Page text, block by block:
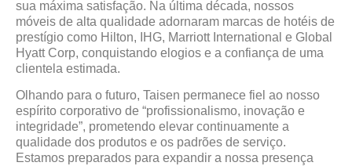
sua máxima satisfação. Na última década, nossos
móveis de alta qualidade adornaram marcas de hotéis de
prestígio como Hilton, IHG, Marriott International e Global
Hyatt Corp, conquistando elogios e a confiança de uma
clientela estimada.
Olhando para o futuro, Taisen permanece fiel ao nosso
espírito corporativo de “profissionalismo, inovação e
integridade”, prometendo elevar continuamente a
qualidade dos produtos e os padrões de serviço.
Estamos preparados para expandir a nossa presença